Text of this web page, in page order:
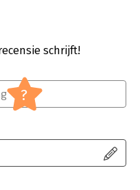
schrijft!
?